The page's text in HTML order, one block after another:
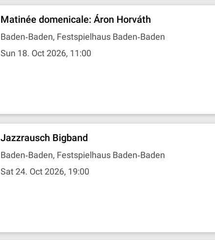
Matinée domenicale: Áron Horváth
Baden‐Baden, Festspielhaus Baden‐Baden
Sun 18. Oct 2026, 11:00
Jazzrausch Bigband
Baden‐Baden, Festspielhaus Baden‐Baden
Sat 24. Oct 2026, 19:00